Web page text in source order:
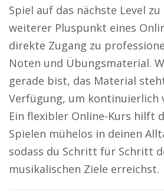
Spiel auf das nächste Level
weiterer Pluspunkt eines
direkte Zugang zu
Noten und Übungsmaterial.
gerade bist, das Material
Verfügung, um kontinuierlich
Ein flexibler Online-Kurs hilft
Spielen mühelos in deinen
sodass du Schritt für Schritt
musikalischen Ziele erreichst.